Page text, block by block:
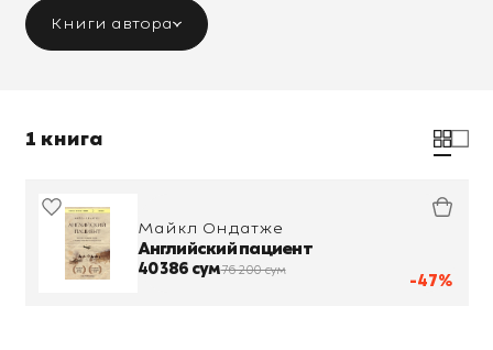
Книги автора
1 книга
-47%
Майкл Ондатже
Английский пациент
40 386 сум76 200 сум